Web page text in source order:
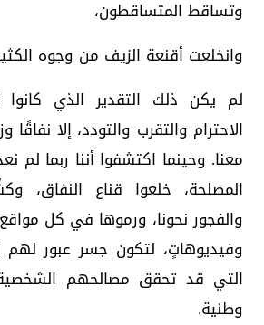
وتساقط المتساقطون،
وانخلعت أقنعة الزيف من وجوه
لم يكن ذلك التقدير الذي كانوا
الاحترام والتقرب والتودد، إلا
معنا. وحينما اكتشفوا أننا ربما لم
المصلحة، خلعوا قناع النفاق،
والفجور نحونا، ورموها في كل
وفيديوهاتٍ، لتكون جسر عبور لهم
التي قد تحقق مصالحهم
وطنية.